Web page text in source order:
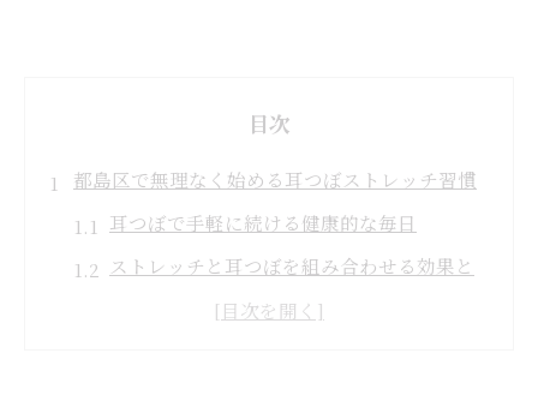
目次
都島区で無理なく始める耳つぼストレッチ習慣
耳つぼで手軽に続ける健康的な毎日
ストレッチと耳つぼを組み合わせる効果と